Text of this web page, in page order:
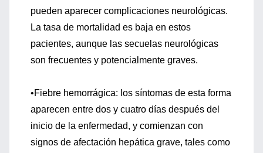
pueden aparecer complicaciones neurológicas.
La tasa de mortalidad es baja en estos
pacientes, aunque las secuelas neurológicas
son frecuentes y potencialmente graves.
•Fiebre hemorrágica: los síntomas de esta forma
aparecen entre dos y cuatro días después del
inicio de la enfermedad, y comienzan con
signos de afectación hepática grave, tales como